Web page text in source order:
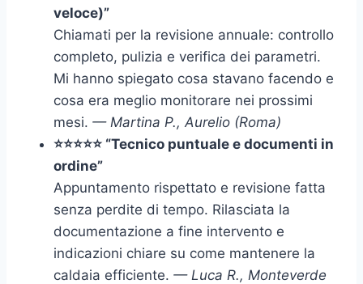
veloce)”
Chiamati per la revisione annuale: controllo
completo, pulizia e verifica dei parametri.
Mi hanno spiegato cosa stavano facendo e
cosa era meglio monitorare nei prossimi
mesi. — Martina P., Aurelio (Roma)
⭐⭐⭐⭐⭐ “Tecnico puntuale e documenti in
ordine”
Appuntamento rispettato e revisione fatta
senza perdite di tempo. Rilasciata la
documentazione a fine intervento e
indicazioni chiare su come mantenere la
caldaia efficiente. — Luca R., Monteverde